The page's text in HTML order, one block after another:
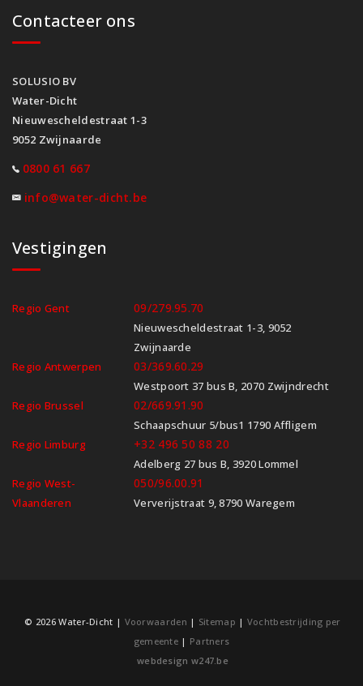
Contacteer ons
SOLUSIO BV
Water-Dicht
Nieuwescheldestraat 1-3
9052 Zwijnaarde
0800 61 667
info@water-dicht.be
Vestigingen
Regio Gent 09/279.95.70
Nieuwescheldestraat 1-3, 9052
Zwijnaarde
Regio Antwerpen
03/369.60.29
Westpoort 37 bus B, 2070 Zwijndrecht
Regio Brussel
02/669.91.90
Schaapschuur 5/bus1 1790 Affligem
Regio Limburg
+32 496 50 88 20
Adelberg 27 bus B, 3920 Lommel
Regio West-
Vlaanderen
050/96.00.91
Ververijstraat 9, 8790 Waregem
© 2026 Water-Dicht | Voorwaarden | Sitemap | Vochtbestrijding per
gemeente | Partners
webdesign w247.be